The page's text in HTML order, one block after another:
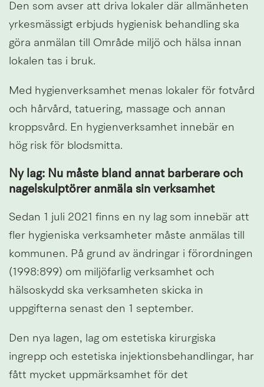
Den som avser att driva lokaler där allmänheten
yrkesmässigt erbjuds hygienisk behandling ska
göra anmälan till Område miljö och hälsa innan
lokalen tas i bruk.
Med hygienverksamhet menas lokaler för fotvård
och hårvård, tatuering, massage och annan
kroppsvård. En hygienverksamhet innebär en
hög risk för blodsmitta.
Ny lag: Nu måste bland annat barberare och
nagelskulptörer anmäla sin verksamhet
Sedan 1 juli 2021 finns en ny lag som innebär att
fler hygieniska verksamheter måste anmälas till
kommunen. På grund av ändringar i förordningen
(1998:899) om miljöfarlig verksamhet och
hälsoskydd ska verksamheten skicka in
uppgifterna senast den 1 september.
Den nya lagen, lag om estetiska kirurgiska
ingrepp och estetiska injektionsbehandlingar, har
fått mycket uppmärksamhet för det